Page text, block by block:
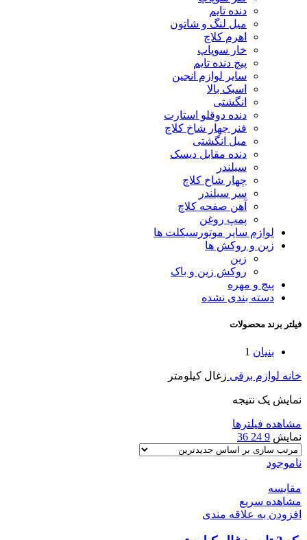
دنده تایم
میل لنگ و شاتون
اهرم کلاچ
خار سوپاپ
پیچ دنده تایم
سایر لوازم انجین
اسبک بالا
انگشتی
دنده دوقلو استارت
فنر چهار شاخ کلاچ
میل انگشتی
دنده مقابل دیسک
سیلندر
چهار شاخ کلاچ
سر سیلندر
آهن صفحه کلاچ
پمپ روغن
لوازم سایر موتورسیکلت ها
زین و روکش ها
زین
روکش زین و باک
پیچ و مهره
دسته بندی نشده
فیلتر برند محصولات
بنیان 1
خانه لوازم برقی زغال کیلومتر
نمایش یک نتیجه
مشاهده فیلترها
نمایش 9
24
36
ناموجود
مقایسه
مشاهده سریع
افزودن به علاقه مندی